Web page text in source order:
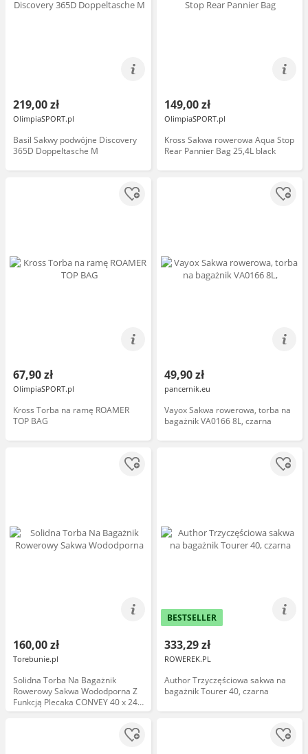
219,00 zł
OlimpiaSPORT.pl
Basil Sakwy podwójne Discovery
365D Doppeltasche M
149,00 zł
OlimpiaSPORT.pl
Kross Sakwa rowerowa Aqua Stop
Rear Pannier Bag 25,4L black
67,90 zł
OlimpiaSPORT.pl
Kross Torba na ramę ROAMER
TOP BAG
49,90 zł
pancernik.eu
Vayox Sakwa rowerowa, torba na
bagażnik VA0166 8L, czarna
160,00 zł
Torebunie.pl
Solidna Torba Na Bagażnik
Rowerowy Sakwa Wododporna Z
Funkcją Plecaka CONVEY 40 x 24 x
16 [cm]
BESTSELLER
333,29 zł
ROWEREK.PL
Author Trzyczęściowa sakwa na
bagażnik Tourer 40, czarna